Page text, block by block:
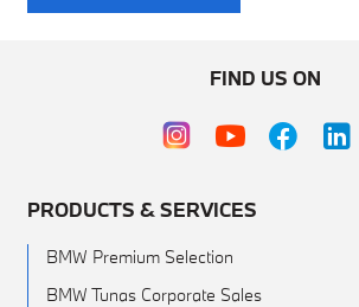
FIND US ON
PRODUCTS & SERVICES
BMW Premium Selection
BMW Tunas Corporate Sales